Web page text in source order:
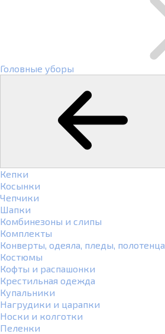
Головные уборы
Кепки
Косынки
Чепчики
Шапки
Комбинезоны и слипы
Комплекты
Конверты, одеяла, пледы, полотенца
Костюмы
Кофты и распашонки
Крестильная одежда
Купальники
Нагрудики и царапки
Носки и колготки
Пеленки